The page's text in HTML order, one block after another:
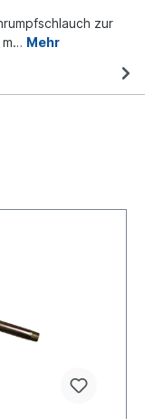
zur
m… Mehr